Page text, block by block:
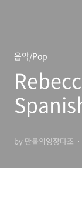
음악/Pop
by 만물의영장타조